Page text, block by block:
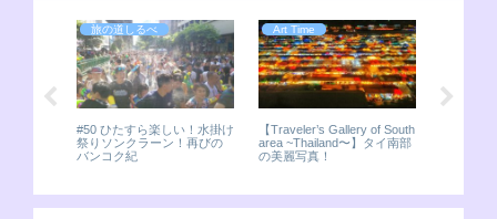
旅の道しるべ
#142 キーウ観光（2019）！
パステルカラーの教会が美
しい！
旅の道しるべ
#165 イギリス再び！のはず
がこちらもロックダウン！
それならエイッとスペイン
へ！